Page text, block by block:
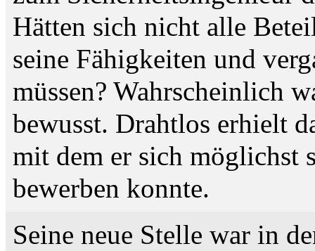
Hätten sich nicht alle
seine Fähigkeiten und
müssen? Wahrscheinlich
bewusst. Drahtlos erhielt
mit dem er sich möglichst
bewerben konnte.
Seine neue Stelle war in